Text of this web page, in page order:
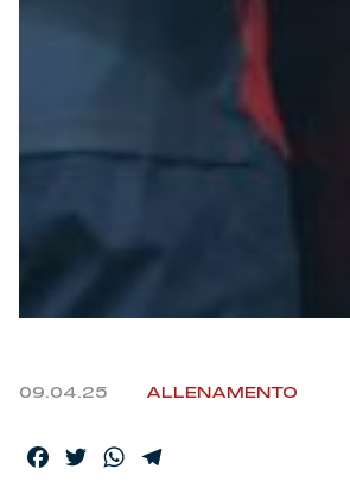
09.04.25 ALLENAMENTO
Facebook
TwitterWhatsApp